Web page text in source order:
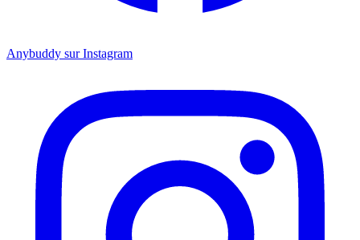
Anybuddy sur Instagram